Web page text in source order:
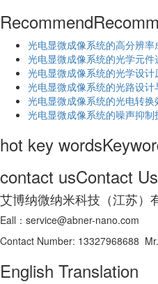
Recommend
光电显微成像系统的高分辨
光电显微成像系统的光学元
光电显微成像系统的光学设计
光电显微成像系统的光路设
光电显微成像系统的光电转
光电显微成像系统的噪声抑制
hot key words
contact usContact Us
艾博纳微纳米科技（江苏）
Eall：service@abner-nano.com
Contact Number: 13327968688
English Translation